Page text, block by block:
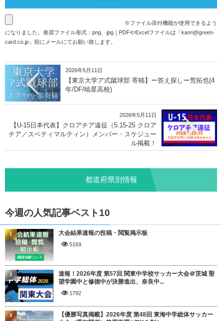
※ファイル添付機能が使用できるよう
になりました。推奨ファイル形式：png、jpg｜PDFやExcelファイルは「kanri@green-
card.co.jp 」宛にメールにてお願い致します。
2026年5月11日
【東京大学ア式蹴球部 寄稿】ー答え探しー荒拓也(4
年/DF/暁星高校)
2026年5月11日
【U-15日本代表】クロアチア遠征（5.15-25 クロア
チア／スベティマルティン）メンバー・スケジュー
ル掲載！
都道府県別情報
今週の人気記事ベスト10
大会結果速報の投稿・閲覧掲示板
5169
1
速報！2026年度 第57回 関東中学校サッカー大会＠茨城 聖
望学園中と修徳中が決勝進出、奈良中...
1792
2
【優勝写真掲載】2026年度 第48回 東海中学総体サッカー
3